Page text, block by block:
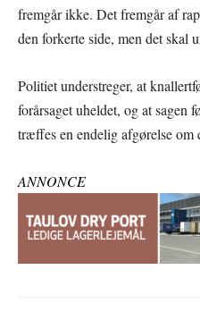
fremgår ikke. Det fremgår af
den forkerte side, men det skal
Politiet understreger, at
forårsaget uheldet, og at sagen
træffes en endelig afgørelse om
ANNONCE